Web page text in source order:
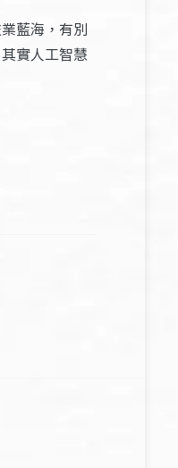
藍海，有別
實人工智慧